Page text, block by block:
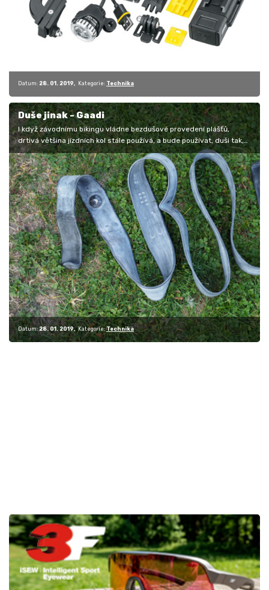
Datum: 28. 01. 2019 Kategorie: Technika
Duše jinak - Gaadi
I když závodnímu bikingu vládne bezdušové provedení plášťů,
drtivá většina jízdních kol stále používá, a bude používat, duši tak,
jak ji…
Datum: 28. 01. 2019 Kategorie: Technika